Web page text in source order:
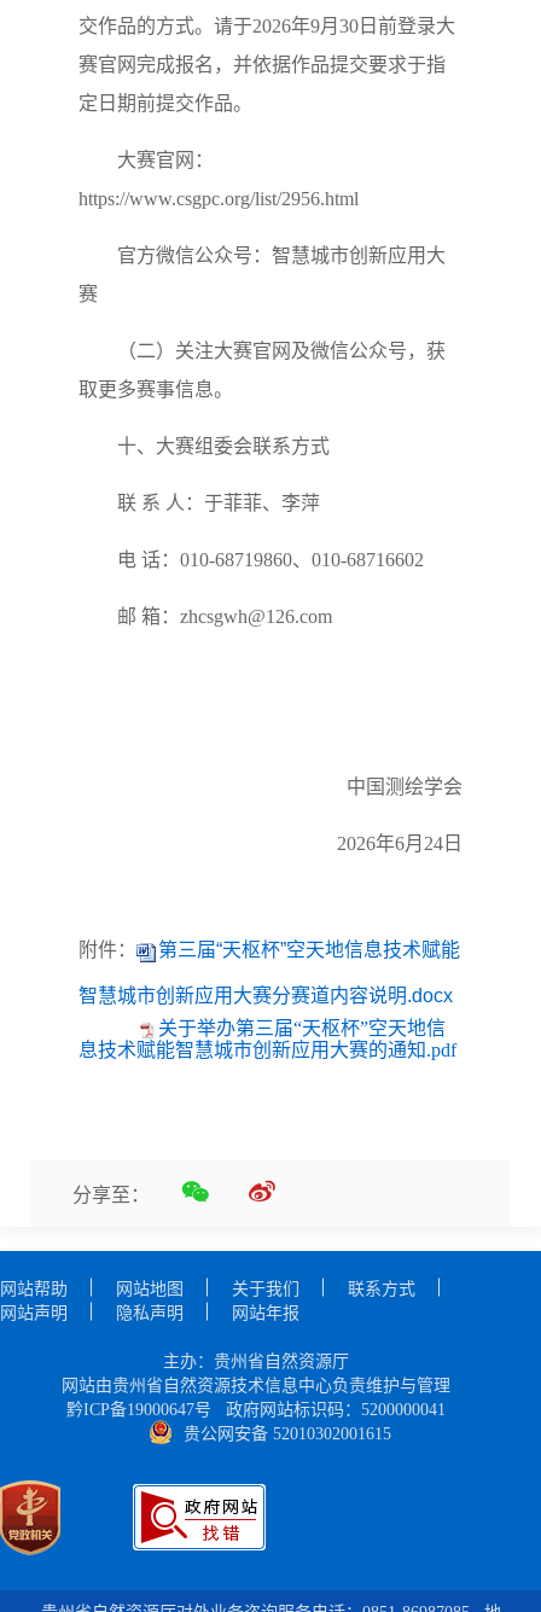
交作品的方式。请于2026年9月30日前登录大
赛官网完成报名，并依据作品提交要求于指
定日期前提交作品。
大赛官网：
https://www.csgpc.org/list/2956.html
官方微信公众号：智慧城市创新应用大
赛
（二）关注大赛官网及微信公众号，获
取更多赛事信息。
十、大赛组委会联系方式
联 系 人：于菲菲、李萍
电 话：010-68719860、010-68716602
邮 箱： zhcsgwh@126.com
中国测绘学会
2026年6月24日
附件： 第三届“天枢杯”空天地信息技术赋能
智慧城市创新应用大赛分赛道内容说明.docx
关于举办第三届“天枢杯”空天地信
息技术赋能智慧城市创新应用大赛的通知.pdf
分享至：
网站帮助 网站地图 关于我们
联系方式
网站声明
隐私声明 网站年报
主办：贵州省自然资源厅
网站由贵州省自然资源技术信息中心负责维护与管理
黔ICP备19000647号
政府网站标识码：5200000041
贵公网安备 52010302001615